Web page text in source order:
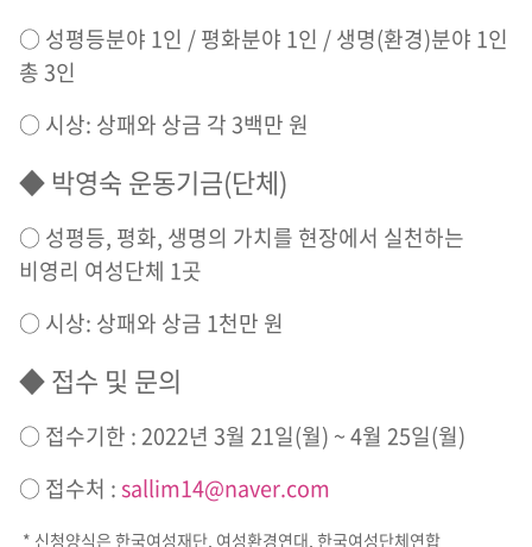
○ 성평등분야 1인 / 평화분야 1인 / 생명(환경)분야 1인
총 3인
○ 시상: 상패와 상금 각 3백만 원
◆ 박영숙 운동기금(단체)
○ 성평등, 평화, 생명의 가치를 현장에서 실천하는
비영리 여성단체 1곳
○ 시상: 상패와 상금 1천만 원
◆ 접수 및 문의
○ 접수기한 : 2022년 3월 21일(월) ~ 4월 25일(월)
○ 접수처 :sallim14@naver.com
* 신청양식은 한국여성재단, 여성환경연대, 한국여성단체연합